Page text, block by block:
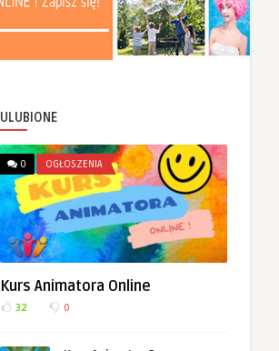
ULUBIONE
0 OGŁOSZENIA
Kurs Animatora Online
32 0